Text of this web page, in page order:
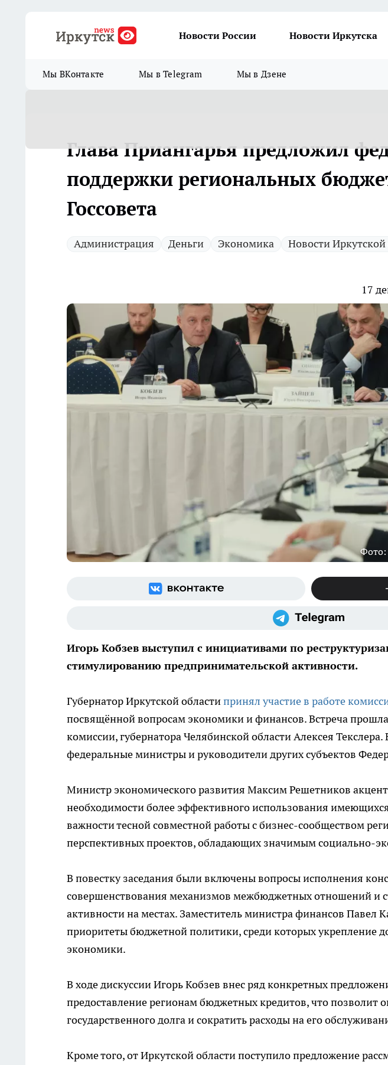
Новости России Новости Иркутска
Мы ВКонтакте Мы в Telegram Мы в Дзене
Глава Приангарья предложил
поддержки региональных
Госсовета
Администрация Деньги Экономика Новости Иркутской
17
Фото:
Игорь Кобзев выступил с инициативами по
стимулированию предпринимательской активности.
Губернатор Иркутской областипринял участие в работе
посвящённой вопросам экономики и финансов. Встреча
комиссии, губернатора Челябинской области Алексея
федеральные министры и руководители других субъектов
Министр экономического развития Максим Решетников
необходимости более эффективного использования
важности тесной совместной работы с бизнес-сообществом
перспективных проектов, обладающих значимым социально-
В повестку заседания были включены вопросы исполнения
совершенствования механизмов межбюджетных отношений и
активности на местах. Заместитель министра финансов Павел
приоритеты бюджетной политики, среди которых укрепление
экономики.
В ходе дискуссии Игорь Кобзев внес ряд конкретных
предоставление регионам бюджетных кредитов, что позволит
государственного долга и сократить расходы на его
Кроме того, от Иркутской области поступило предложение